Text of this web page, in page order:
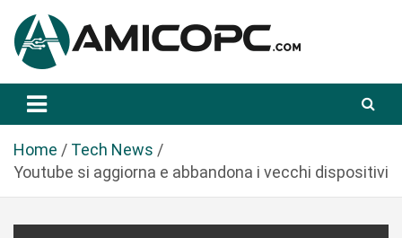
a
Amicopc.com
Home
Tech News
Youtube si aggiorna e abbandona i vecchi dispositivi